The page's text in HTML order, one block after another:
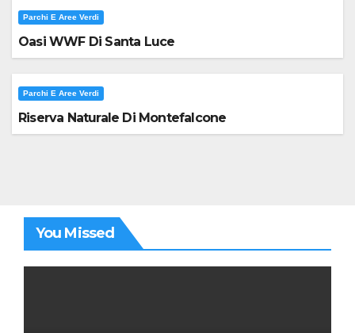
Parchi E Aree Verdi
Oasi WWF Di Santa Luce
Parchi E Aree Verdi
Riserva Naturale Di Montefalcone
You Missed